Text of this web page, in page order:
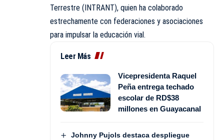
Terrestre (INTRANT), quien ha colaborado
estrechamente con federaciones y asociaciones
para impulsar la educación vial.
Leer Más
Vicepresidenta Raquel
Peña entrega techado
escolar de RD$38
millones en Guayacanal
Johnny Pujols destaca despliegue